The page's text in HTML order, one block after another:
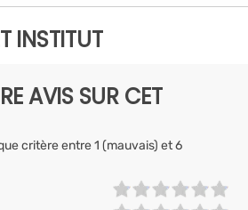
INSTITUT
AVIS SUR CET
critère entre 1 (mauvais) et 6